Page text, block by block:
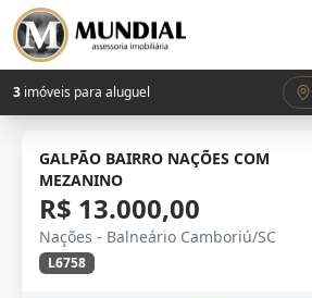
3 imóveis para aluguel
LOCAÇÃO
GALPÃO BAIRRO NAÇÕES COM
MEZANINO
R$ 13.000,00
Nações - Balneário Camboriú/SC
L6758